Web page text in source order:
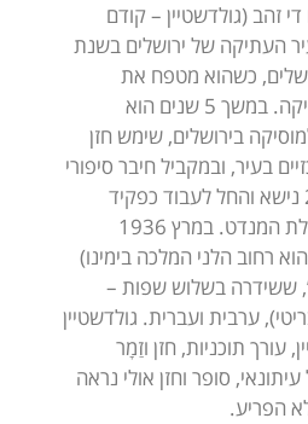
זהב (גולדשטיין – קודם
העתיקה של ירושלים בשנת
כשהוא מטפח את
תחביביו – הספרות והמוסיקה. במשך 5 שנים הוא
בירושלים, שימש חזן
בעיר, ובמקביל חיבר סיפורי
ילדים ונוער. כשהיה בן 22 נישא והחל לעבוד כפקיד
במשרדים שונים של ממשלת המנדט. במרץ 1936
רחוב הלני המלכה בימינו)
ששידרה בשלוש שפות –
ערבית ועברית. גולדשטיין
תוכניות, חזן וזַמָר
סופר וחזן אולי נראה
הפריע.